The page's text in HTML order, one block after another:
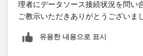
理者にデータソース接続状況を問い
ご教示いただきありがとうございま
유용한 내용으로 표시